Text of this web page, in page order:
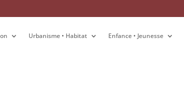
Urbanisme • Habitat Enfance • Jeunesse
Urbanisme • Habitat Enfance • Jeunesse